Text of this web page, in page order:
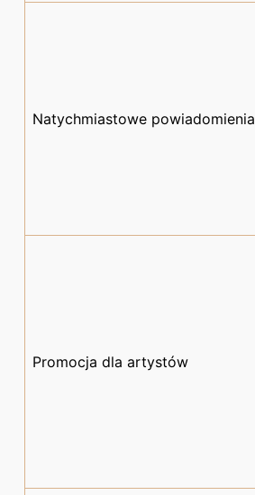
Natychmiastowe powiadomienia
Promocja dla artystów